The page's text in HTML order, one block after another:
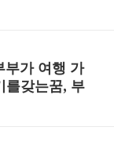
부가 여행 가
를갖는꿈, 부